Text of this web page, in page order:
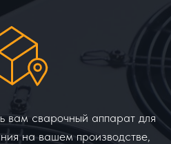
вам сварочный аппарат для
на вашем производстве,